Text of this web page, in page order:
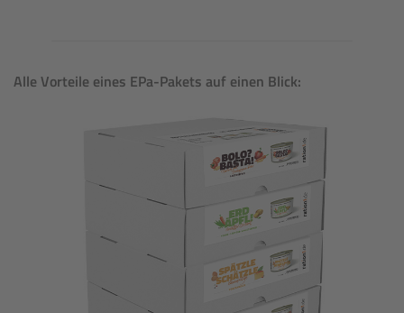
Alle Vorteile eines EPa-Pakets auf einen Blick: